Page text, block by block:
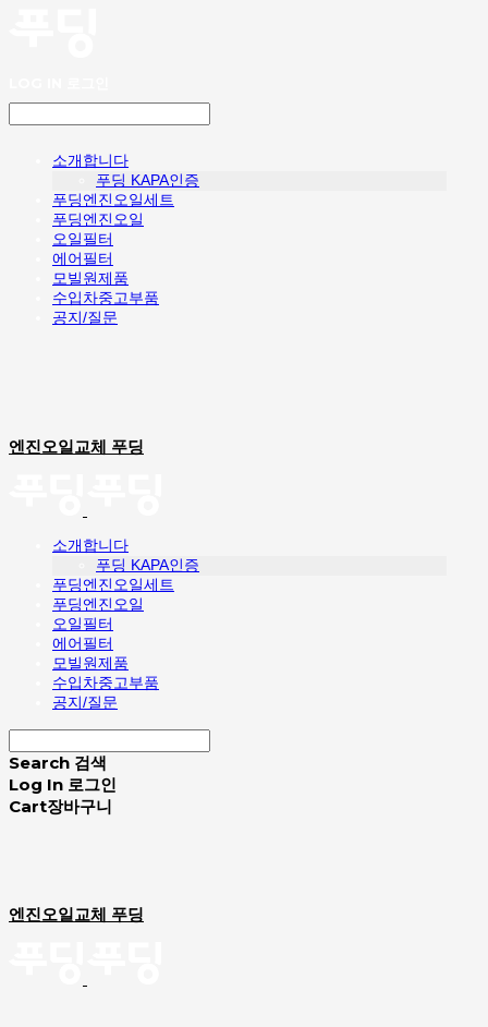
소개합니다
푸딩 KAPA인증
푸딩엔진오일세트
푸딩엔진오일
오일필터
에어필터
모빌원제품
수입차중고부품
공지/질문
엔진오일교체 푸딩
소개합니다
푸딩 KAPA인증
푸딩엔진오일세트
푸딩엔진오일
오일필터
에어필터
모빌원제품
수입차중고부품
공지/질문
Search 검색
Log In 로그인
Cart장바구니
엔진오일교체 푸딩